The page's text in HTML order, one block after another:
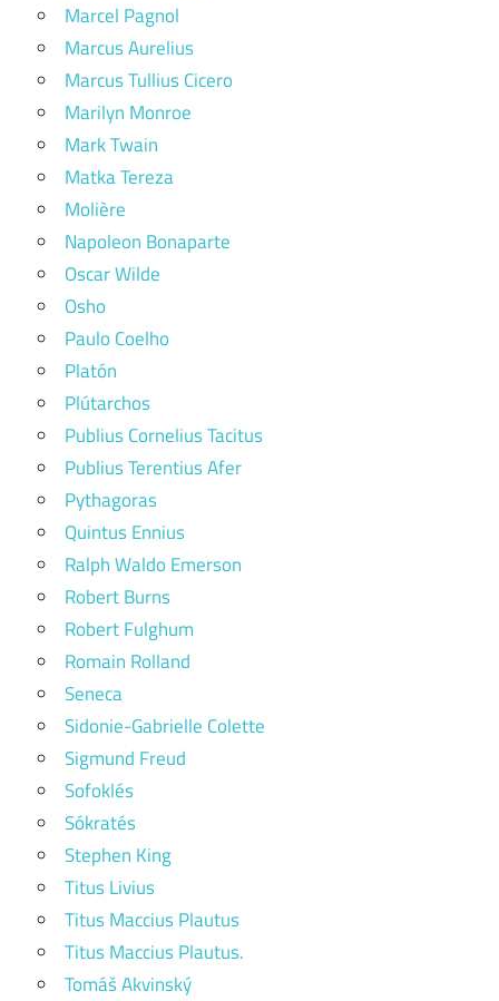
Marcel Pagnol
Marcus Aurelius
Marcus Tullius Cicero
Marilyn Monroe
Mark Twain
Matka Tereza
Molière
Napoleon Bonaparte
Oscar Wilde
Osho
Paulo Coelho
Platón
Plútarchos
Publius Cornelius Tacitus
Publius Terentius Afer
Pythagoras
Quintus Ennius
Ralph Waldo Emerson
Robert Burns
Robert Fulghum
Romain Rolland
Seneca
Sidonie-Gabrielle Colette
Sigmund Freud
Sofoklés
Sókratés
Stephen King
Titus Livius
Titus Maccius Plautus
Titus Maccius Plautus.
Tomáš Akvinský